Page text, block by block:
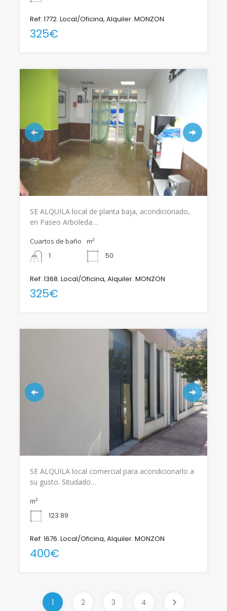
Ref: 1772. Local/Oficina, Alquiler. MONZON
325€
SE ALQUILA local de planta baja, acondicionado,
en Paseo Arboleda…
Cuartos de baño
1
m²
50
Ref: 1368. Local/Oficina, Alquiler. MONZON
325€
SE ALQUILA local comercial para acondicionarlo a
su gusto. Situdado…
m²
123.89
Ref: 1676. Local/Oficina, Alquiler. MONZON
400€
1 2 3 4